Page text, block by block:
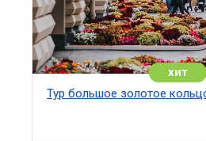
хит
Тур большое золотое